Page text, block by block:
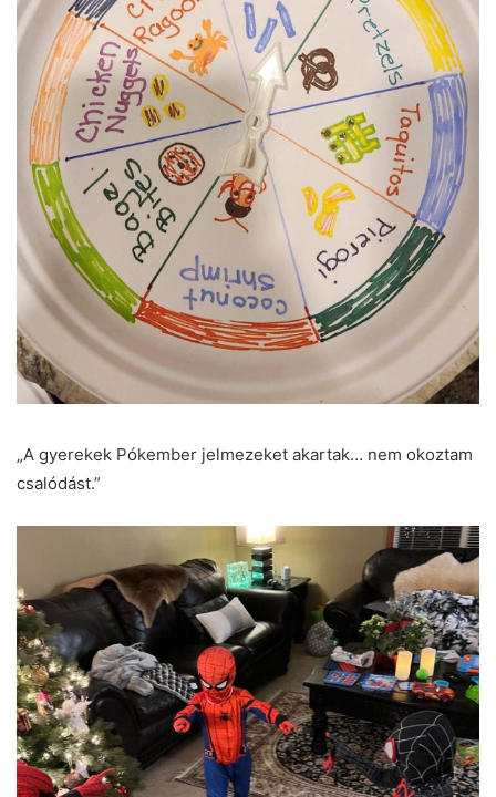
„A gyerekek Pókember jelmezeket akartak… nem okoztam
csalódást.”